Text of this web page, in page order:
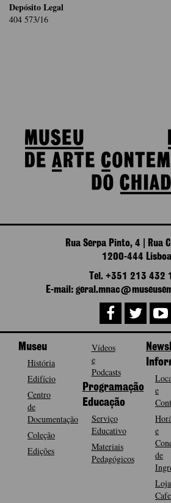
Depósito Legal
404 573/16
Rua Serpa Pinto, 4 | Rua
1200-444 Lisboa
Tel. +351 213 432
E-mail:
Museu
História
Edifício
Centro
de
Documentação
Coleção
Edições
Vídeos
e
Podcasts
Programação
Educação
Serviço
Educativo
Materiais
Pedagógicos
e
e
de